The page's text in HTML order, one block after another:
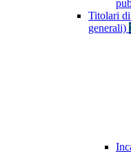
Titolari
generali)